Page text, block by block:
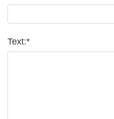
Text:*